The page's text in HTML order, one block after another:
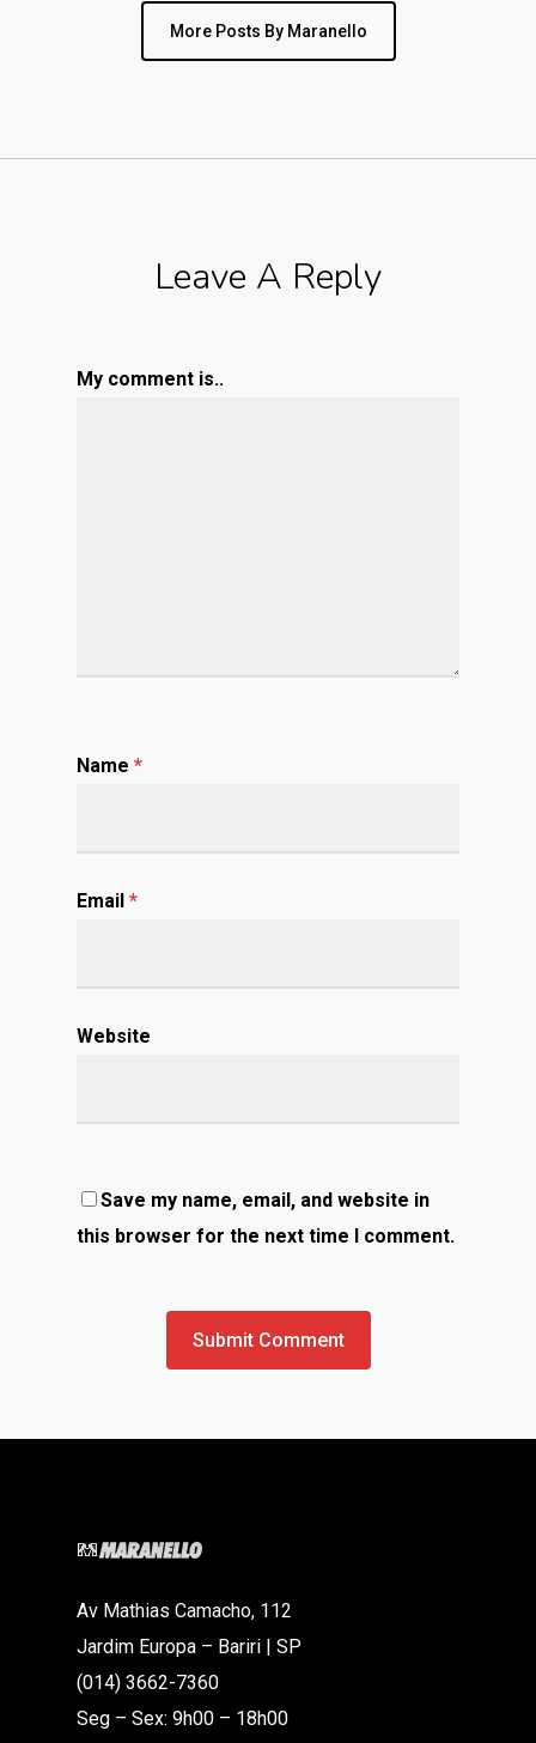
More Posts By Maranello
Leave A Reply
My comment is..
Name *
Email *
Website
Save my name, email, and website in
this browser for the next time I comment.
Av Mathias Camacho, 112
Jardim Europa – Bariri | SP
(014) 3662-7360
Seg – Sex: 9h00 – 18h00